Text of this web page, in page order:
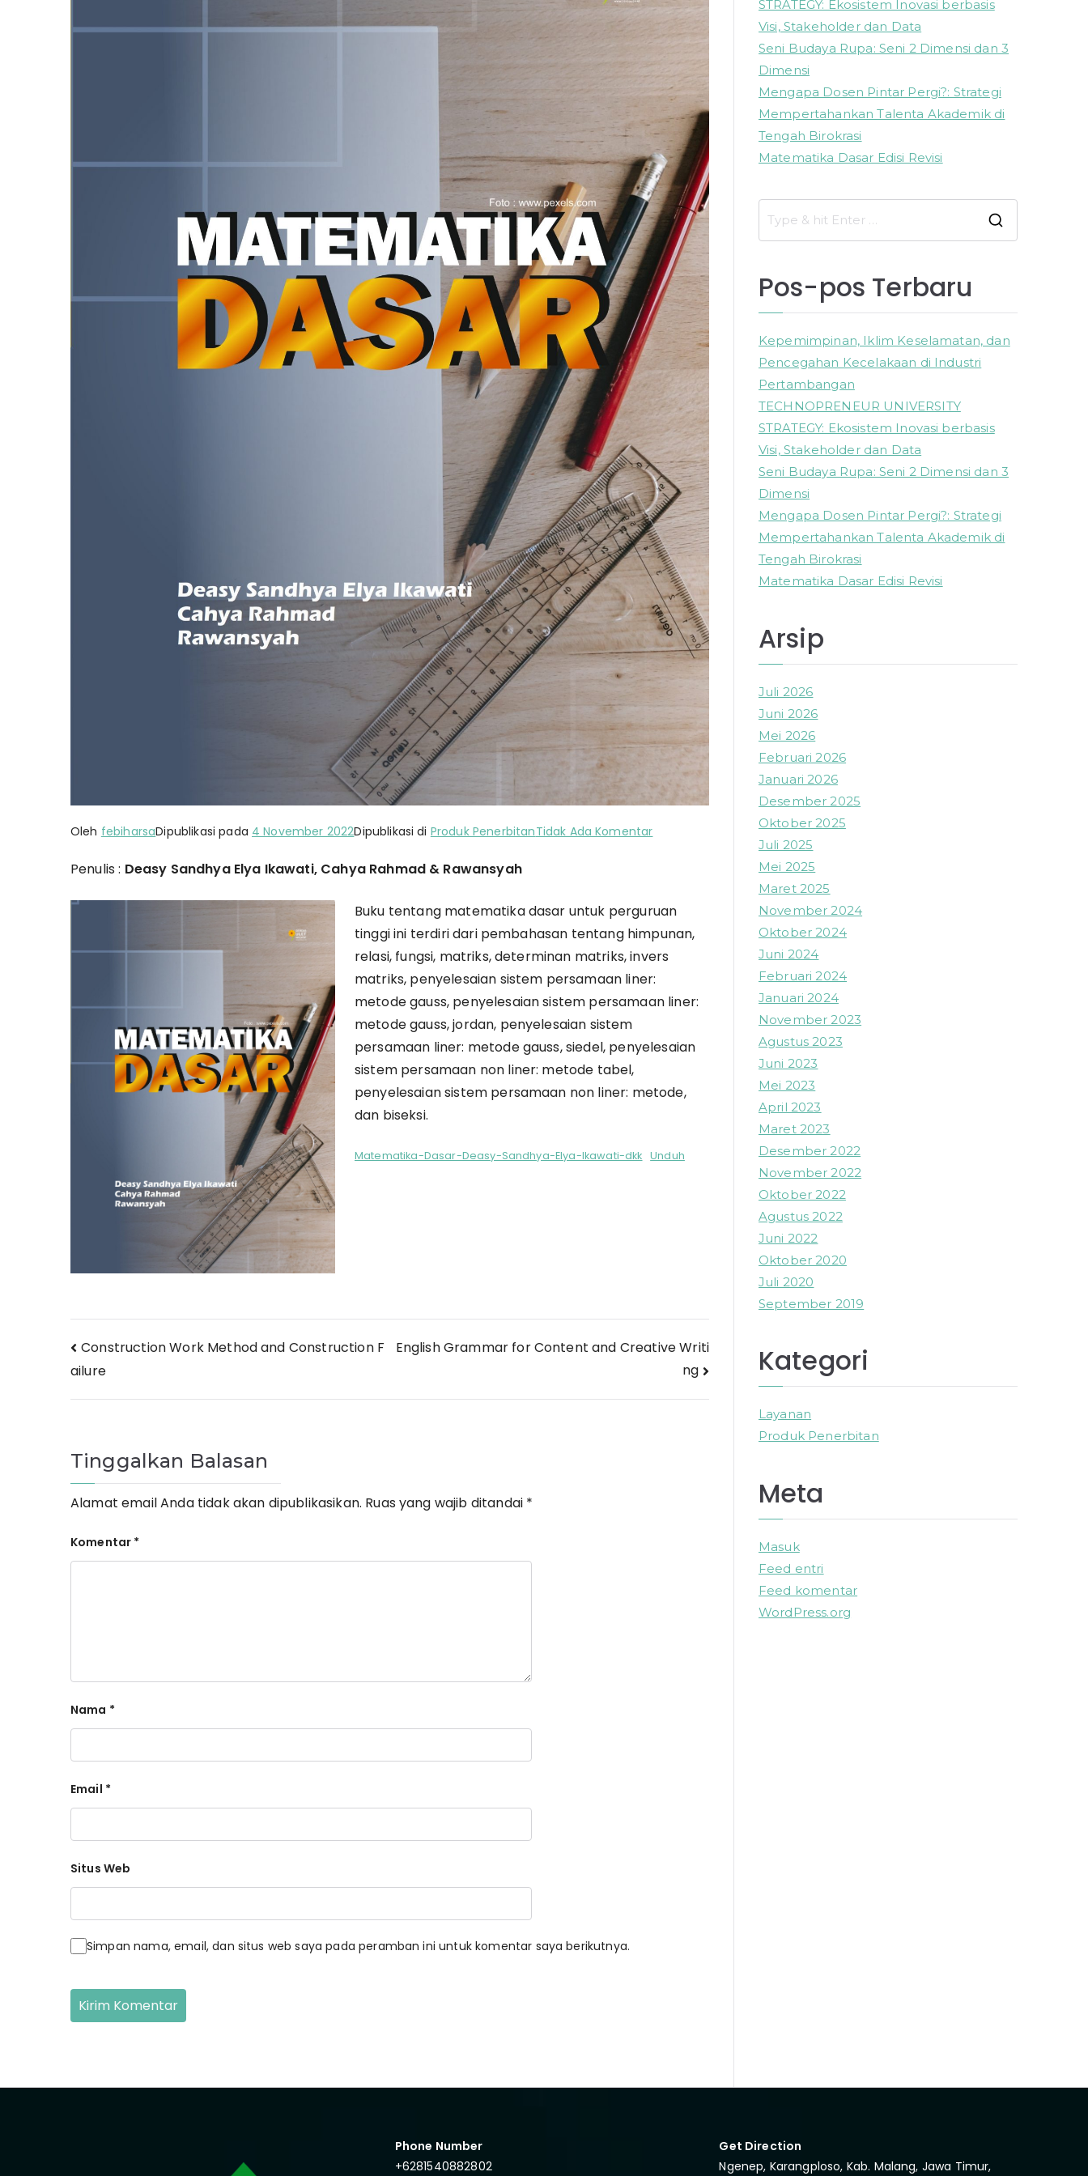
Oleh febiharsaDipublikasi pada 4 November 2022Dipublikasi di Produk PenerbitanTidak Ada Komentarpada
Penulis : Deasy Sandhya Elya Ikawati, Cahya Rahmad & Rawansyah
Buku tentang matematika dasar untuk perguruan
tinggi ini terdiri dari pembahasan tentang himpunan,
relasi, fungsi, matriks, determinan matriks, invers
matriks, penyelesaian sistem persamaan liner:
metode gauss, penyelesaian sistem persamaan liner:
metode gauss, jordan, penyelesaian sistem
persamaan liner: metode gauss, siedel, penyelesaian
sistem persamaan non liner: metode tabel,
penyelesaian sistem persamaan non liner: metode,
dan biseksi.
Matematika-Dasar-Deasy-Sandhya-Elya-Ikawati-dkk Unduh
Navigasi
pos
Construction Work Method and Construction F
ailure
English Grammar for Content and Creative Writi
ng
Tinggalkan Balasan
Alamat email Anda tidak akan dipublikasikan. Ruas yang wajib ditandai *
Komentar *
Nama *
Email *
Situs Web
Simpan nama, email, dan situs web saya pada peramban ini untuk komentar saya berikutnya.
STRATEGY: Ekosistem Inovasi berbasis
Visi, Stakeholder dan Data
Seni Budaya Rupa: Seni 2 Dimensi dan 3
Dimensi
Mengapa Dosen Pintar Pergi?: Strategi
Mempertahankan Talenta Akademik di
Tengah Birokrasi
Matematika Dasar Edisi Revisi
c
Pos-pos Terbaru
Kepemimpinan, Iklim Keselamatan, dan
Pencegahan Kecelakaan di Industri
Pertambangan
TECHNOPRENEUR UNIVERSITY
STRATEGY: Ekosistem Inovasi berbasis
Visi, Stakeholder dan Data
Seni Budaya Rupa: Seni 2 Dimensi dan 3
Dimensi
Mengapa Dosen Pintar Pergi?: Strategi
Mempertahankan Talenta Akademik di
Tengah Birokrasi
Matematika Dasar Edisi Revisi
Arsip
Juli 2026
Juni 2026
Mei 2026
Februari 2026
Januari 2026
Desember 2025
Oktober 2025
Juli 2025
Mei 2025
Maret 2025
November 2024
Oktober 2024
Juni 2024
Februari 2024
Januari 2024
November 2023
Agustus 2023
Juni 2023
Mei 2023
April 2023
Maret 2023
Desember 2022
November 2022
Oktober 2022
Agustus 2022
Juni 2022
Oktober 2020
Juli 2020
September 2019
Kategori
Layanan
Produk Penerbitan
Meta
Masuk
Feed entri
Feed komentar
WordPress.org
Phone Number
+6281540882802
Get Direction
Ngenep, Karangploso, Kab. Malang, Jawa Timur,